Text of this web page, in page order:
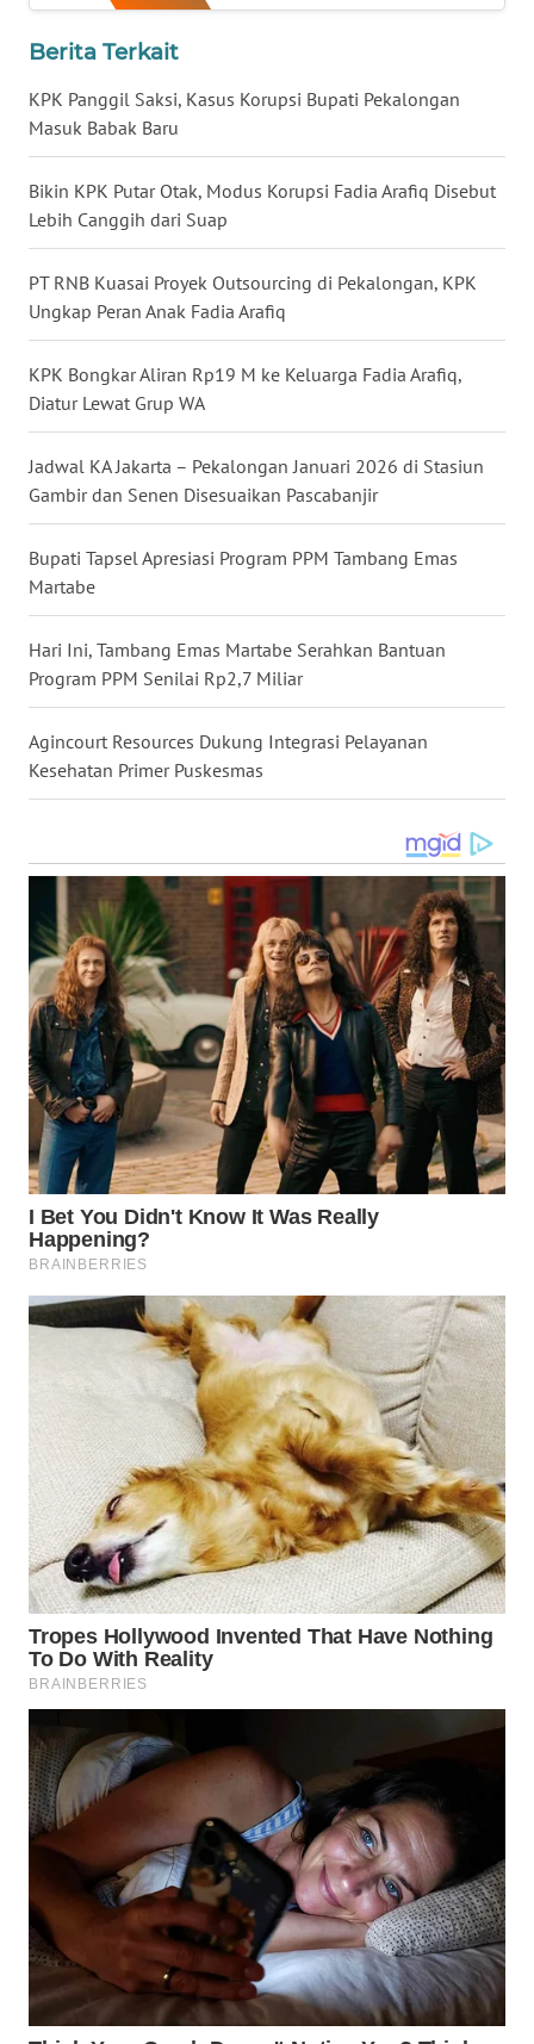
Berita Terkait
KPK Panggil Saksi, Kasus Korupsi Bupati Pekalongan
Masuk Babak Baru
Bikin KPK Putar Otak, Modus Korupsi Fadia Arafiq Disebut
Lebih Canggih dari Suap
PT RNB Kuasai Proyek Outsourcing di Pekalongan, KPK
Ungkap Peran Anak Fadia Arafiq
KPK Bongkar Aliran Rp19 M ke Keluarga Fadia Arafiq,
Diatur Lewat Grup WA
Jadwal KA Jakarta – Pekalongan Januari 2026 di Stasiun
Gambir dan Senen Disesuaikan Pascabanjir
Bupati Tapsel Apresiasi Program PPM Tambang Emas
Martabe
Hari Ini, Tambang Emas Martabe Serahkan Bantuan
Program PPM Senilai Rp2,7 Miliar
Agincourt Resources Dukung Integrasi Pelayanan
Kesehatan Primer Puskesmas
LANGKAT
TAPANULI
SELATAN
WN
LESUNG
WN
KARO
WN
SIMALUNGUN
WN
LABUHANBATU
WN
TAPANULI
WN DELI
WN
WN
PAKPAK
WN
KARAWANG
WN
BEKASI
BOGOR
WN
DEPOK
WN
TAPANULI
SAMOSIR
WN
PADANG
LAWAS
WN
SUMEDANG
CIANJUR
WN
KEPULAUAN
SERIBU
TANGERANG
WN
BINJAI